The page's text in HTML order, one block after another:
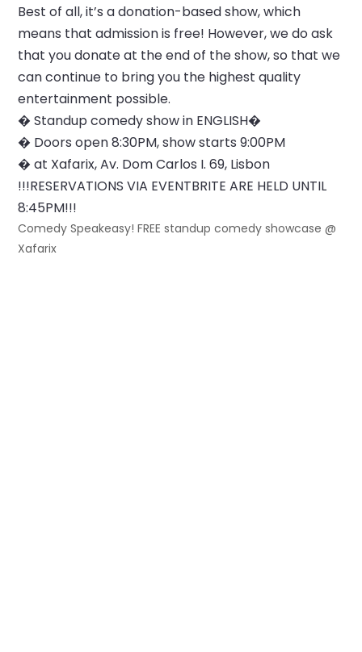
Best of all, it’s a donation-based show, which
means that admission is free! However, we do ask
that you donate at the end of the show, so that we
can continue to bring you the highest quality
entertainment possible.
� Standup comedy show in ENGLISH�
� Doors open 8:30PM, show starts 9:00PM
� at Xafarix, Av. Dom Carlos I. 69, Lisbon
!!!RESERVATIONS VIA EVENTBRITE ARE HELD UNTIL
8:45PM!!!
Comedy Speakeasy! FREE standup comedy showcase @
Xafarix